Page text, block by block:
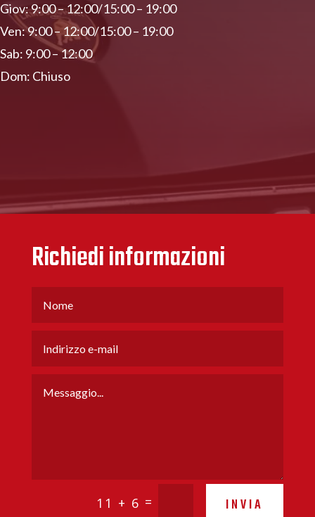
Giov: 9:00 – 12:00/15:00 – 19:00
Ven: 9:00 – 12:00/15:00 – 19:00
Sab: 9:00 – 12:00
Dom: Chiuso
Richiedi informazioni
11 + 6 = INVIA